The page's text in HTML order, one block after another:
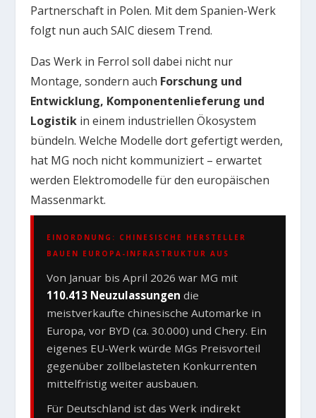
Partnerschaft in Polen. Mit dem Spanien-Werk
folgt nun auch SAIC diesem Trend.
Das Werk in Ferrol soll dabei nicht nur
Montage, sondern auch Forschung und
Entwicklung, Komponentenlieferung und
Logistikin einem industriellen Ökosystem
bündeln. Welche Modelle dort gefertigt werden,
hat MG noch nicht kommuniziert – erwartet
werden Elektromodelle für den europäischen
Massenmarkt.
EINORDNUNG: CHINESISCHE HERSTELLER
BAUEN EUROPA-INFRASTRUKTUR AUS
Von Januar bis April 2026 war MG mit
110.413 Neuzulassungen die
meistverkaufte chinesische Automarke in
Europa, vor BYD (ca. 30.000) und Chery. Ein
eigenes EU-Werk würde MGs Preisvorteil
gegenüber zollbelasteten Konkurrenten
mittelfristig weiter ausbauen.
Für Deutschland ist das Werk indirekt